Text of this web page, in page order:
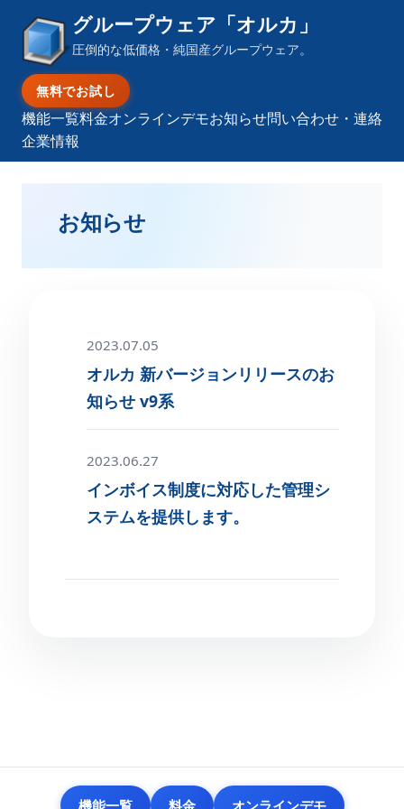
グループウェア「オルカ」
圧倒的な低価格・純国産グループウェア。
無料でお試し
機能一覧料金オンラインデモお知らせ問い合わせ・連絡
企業情報
お知らせ
2023.07.05
オルカ 新バージョンリリースのお
知らせ v9系
2023.06.27
インボイス制度に対応した管理シ
ステムを提供します。
機能一覧 料金 オンラインデモ